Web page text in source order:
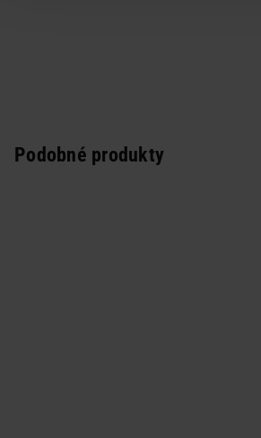
Podobné produkty